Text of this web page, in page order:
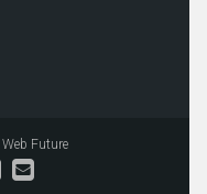
Web Future